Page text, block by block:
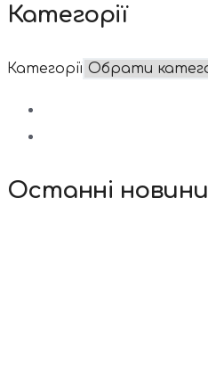
Категорії
Категорії
Останні новини